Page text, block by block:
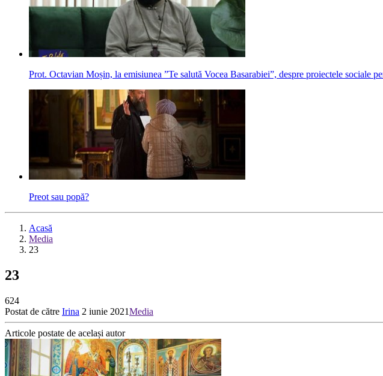
Prot. Octavian Moșin, la emisiunea ”Te salută Vocea Basarabiei”, despre proiectele sociale
Preot sau popă?
Acasă
Media
23
23
624
Postat de către Irina 2 iunie 2021Media
Articole postate de același autor